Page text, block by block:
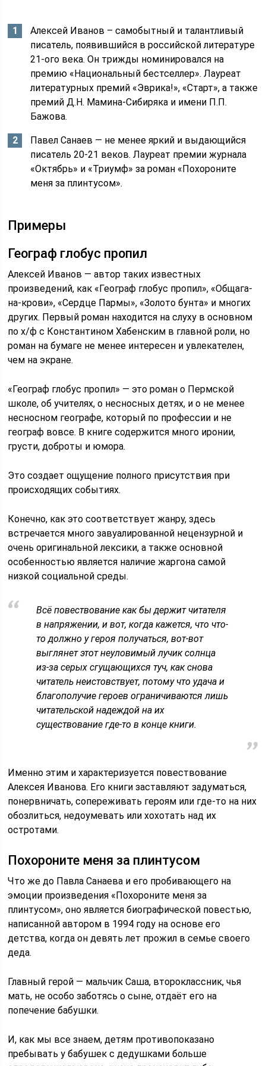
Алексей Иванов – самобытный и талантливый
писатель, появившийся в российской литературе
21-ого века. Он трижды номинировался на
премию «Национальный бестселлер». Лауреат
литературных премий «Эврика!», «Старт», а также
премий Д.Н. Мамина-Сибиряка и имени П.П.
Бажова.
Павел Санаев — не менее яркий и выдающийся
писатель 20-21 веков. Лауреат премии журнала
«Октябрь» и «Триумф» за роман «Похороните
меня за плинтусом».
Примеры
Географ глобус пропил
Алексей Иванов — автор таких известных
произведений, как «Географ глобус пропил», «Общага-
на-крови», «Сердце Пармы», «Золото бунта» и многих
других. Первый роман находится на слуху в основном
по х/ф с Константином Хабенским в главной роли, но
роман на бумаге не менее интересен и увлекателен,
чем на экране.
«Географ глобус пропил» — это роман о Пермской
школе, об учителях, о несносных детях, и о не менее
несносном географе, который по профессии и не
географ вовсе. В книге содержится много иронии,
грусти, доброты и юмора.
Это создает ощущение полного присутствия при
происходящих событиях.
Конечно, как это соответствует жанру, здесь
встречается много завуалированной нецензурной и
очень оригинальной лексики, а также основной
особенностью является наличие жаргона самой
низкой социальной среды.
Всё повествование как бы держит читателя
в напряжении, и вот, когда кажется, что что-
то должно у героя получаться, вот-вот
выглянет этот неуловимый лучик солнца
из-за серых сгущающихся туч, как снова
читатель неистовствует, потому что удача и
благополучие героев ограничиваются лишь
читательской надеждой на их
существование где-то в конце книги.
Именно этим и характеризуется повествование
Алексея Иванова. Его книги заставляют задуматься,
понервничать, сопереживать героям или где-то на них
обозлиться, недоумевать или хохотать над их
остротами.
Похороните меня за плинтусом
Что же до Павла Санаева и его пробивающего на
эмоции произведения «Похороните меня за
плинтусом», оно является биографической повестью,
написанной автором в 1994 году на основе его
детства, когда он девять лет прожил в семье своего
деда.
Главный герой — мальчик Саша, второклассник, чья
мать, не особо заботясь о сыне, отдаёт его на
попечение бабушки.
И, как мы все знаем, детям противопоказано
пребывать у бабушек с дедушками больше